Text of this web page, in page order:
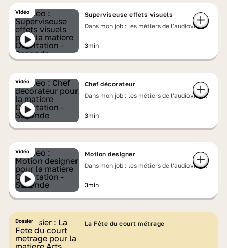
Vidéo
Superviseuse effets visuels
Dans mon job : les métiers de l'audiovisuel
3min
Vidéo
Chef décorateur
Dans mon job : les métiers de l'audiovisuel
3min
Vidéo
Motion designer
Dans mon job : les métiers de l'audiovisuel
3min
Dossier La Fête du court métrage